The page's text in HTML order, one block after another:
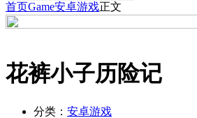
首页Game安卓游戏正文
花裤小子历险记
分类： 安卓游戏